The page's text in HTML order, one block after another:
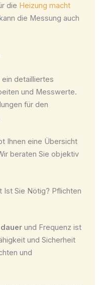
die Heizung macht
kann die Messung auch
ein detailliertes
und Messwerte.
für den
Ihnen eine Übersicht
beraten Sie objektiv
Ist Sie Nötig? Pflichten
und Frequenz ist
und Sicherheit
und